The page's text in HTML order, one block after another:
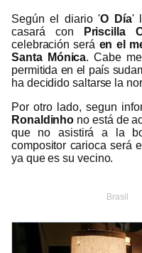
Según el diario 'O Día'
casará con
Priscilla
celebración será en el
Santa Mónica. Cabe
permitida en el país
ha decidido saltarse la
Por otro lado, segun
Ronaldinho no está de
que no asistirá a la
compositor carioca será
ya que es su vecino.
Brasil